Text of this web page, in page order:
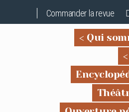
Commander la revue
Qui